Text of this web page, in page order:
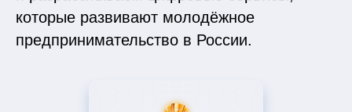
которые развивают молодёжное
предпринимательство в России.